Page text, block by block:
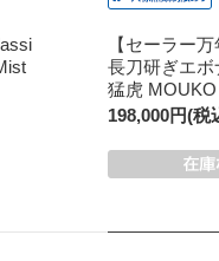
【セーラー
長刀研ぎエ
猛虎
198,000円(税